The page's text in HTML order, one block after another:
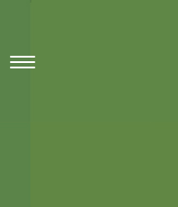
Toggle